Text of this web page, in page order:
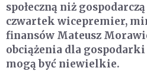
społeczną niż
czwartek wicepremier,
finansów Mateusz
obciążenia dla gospodarki
mogą być niewielkie.